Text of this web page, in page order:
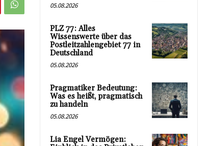
05.08.2026
PLZ 77: Alles
Wissenswerte über das
Postleitzahlengebiet 77 in
Deutschland
05.08.2026
Pragmatiker Bedeutung:
Was es heißt, pragmatisch
zu handeln
05.08.2026
Lia Engel Vermögen: